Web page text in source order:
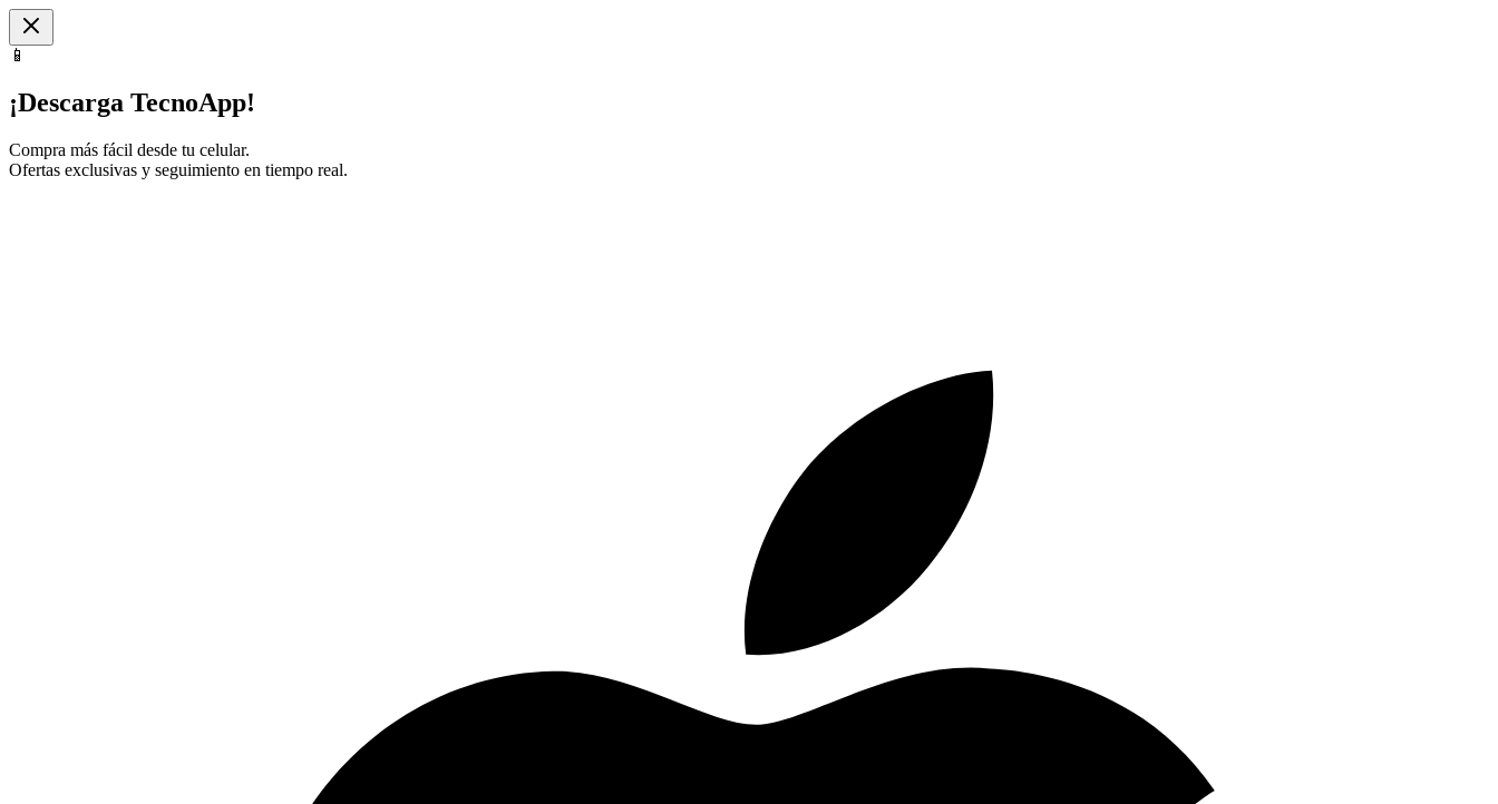
📱
¡Descarga TecnoApp!
Compra más fácil desde tu celular.
Ofertas exclusivas y seguimiento en tiempo real.